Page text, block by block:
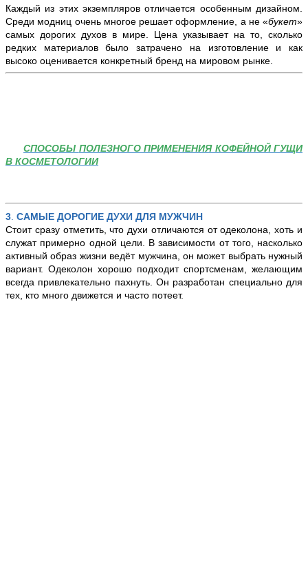
Каждый из этих экземпляров отличается особенным дизайном.
Среди модниц очень многое решает оформление, а не «букет»
самых дорогих духов в мире. Цена указывает на то, сколько
редких материалов было затрачено на изготовление и как
высоко оценивается конкретный бренд на мировом рынке.
СПОСОБЫ ПОЛЕЗНОГО ПРИМЕНЕНИЯ КОФЕЙНОЙ ГУЩИ
В КОСМЕТОЛОГИИ
3 САМЫЕ ДОРОГИЕ ДУХИ ДЛЯ МУЖЧИН
Стоит сразу отметить, что духи отличаются от одеколона, хоть и
служат примерно одной цели. В зависимости от того, насколько
активный образ жизни ведёт мужчина, он может выбрать нужный
вариант. Одеколон хорошо подходит спортсменам, желающим
всегда привлекательно пахнуть. Он разработан специально для
тех, кто много движется и часто потеет.